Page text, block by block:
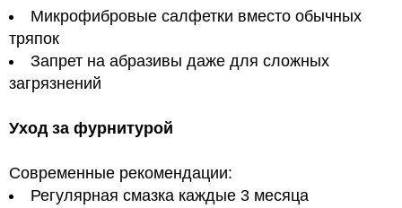
Микрофибровые салфетки вместо обычных
тряпок
Запрет на абразивы даже для сложных
загрязнений
Уход за фурнитурой
Современные рекомендации:
Регулярная смазка каждые 3 месяца